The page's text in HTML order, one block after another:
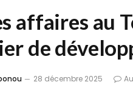
affaires au
de
28 décembre 2025